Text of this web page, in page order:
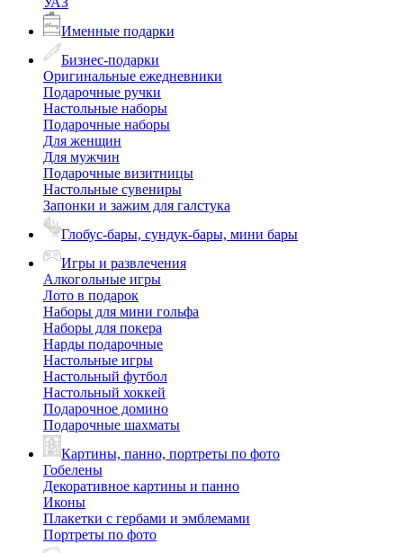
Именные подарки
Бизнес-подарки
Оригинальные ежедневники
Подарочные ручки
Настольные наборы
Подарочные наборы
Для женщин
Для мужчин
Подарочные визитницы
Настольные сувениры
Запонки и зажим для галстука
Глобус-бары, сундук-бары, мини бары
Игры и развлечения
Алкогольные игры
Лото в подарок
Наборы для мини гольфа
Наборы для покера
Нарды подарочные
Настольные игры
Настольный футбол
Настольный хоккей
Подарочное домино
Подарочные шахматы
Картины, панно, портреты по фото
Гобелены
Декоративное картины и панно
Иконы
Плакетки с гербами и эмблемами
Портреты по фото